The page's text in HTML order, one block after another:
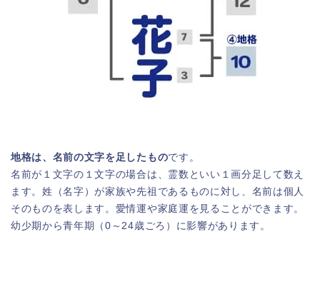
地格は、名前の文字を足したものです。
名前が１文字の１文字の場合は、霊数といい１画分足して数え
ます。姓（名字）が家族や先祖であるものに対し、名前は個人
そのものを表します。愛情運や家庭運を見ることができます。
幼少期から青年期（0～24歳ごろ）に影響があります。